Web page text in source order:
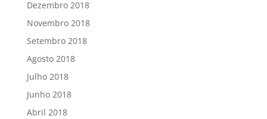
Dezembro 2018
Novembro 2018
Setembro 2018
Agosto 2018
Julho 2018
Junho 2018
Abril 2018